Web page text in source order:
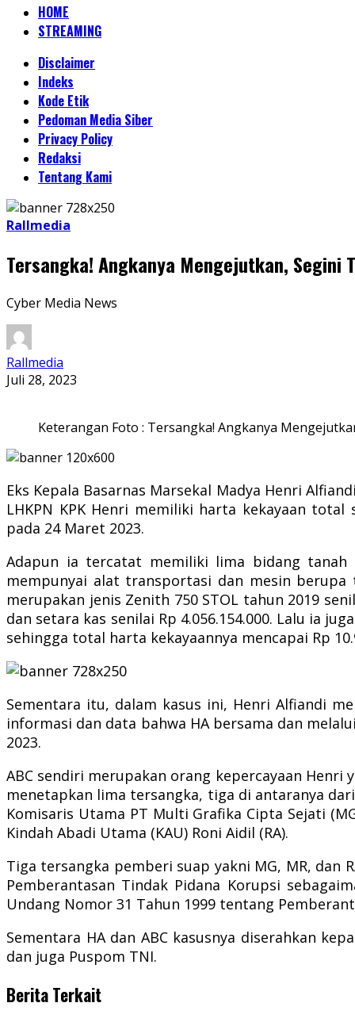
HOME
STREAMING
Disclaimer
Indeks
Kode Etik
Pedoman Media Siber
Privacy Policy
Redaksi
Tentang Kami
Rallmedia
Tersangka! Angkanya Mengejutkan, Segini
Cyber Media News
Rallmedia
Juli 28, 2023
Keterangan Foto : Tersangka! Angkanya
Eks Kepala Basarnas Marsekal Madya Henri
LHKPN KPK Henri memiliki harta kekayaan total
pada 24 Maret 2023.
Adapun ia tercatat memiliki lima bidang tanah
mempunyai alat transportasi dan mesin
merupakan jenis Zenith 750 STOL tahun 2019
dan setara kas senilai Rp 4.056.154.000. Lalu ia
sehingga total harta kekayaannya mencapai Rp
Sementara itu, dalam kasus ini, Henri Alfiandi
informasi dan data bahwa HA bersama dan
2023.
ABC sendiri merupakan orang kepercayaan Henri
menetapkan lima tersangka, tiga di antaranya
Komisaris Utama PT Multi Grafika Cipta Sejati
Kindah Abadi Utama (KAU) Roni Aidil (RA).
Tiga tersangka pemberi suap yakni MG, MR, dan
Pemberantasan Tindak Pidana Korupsi
Undang Nomor 31 Tahun 1999 tentang
Sementara HA dan ABC kasusnya diserahkan
dan juga Puspom TNI.
Berita Terkait